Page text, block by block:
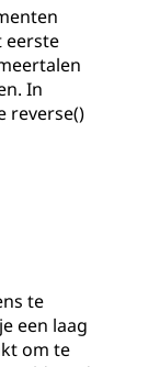
eerste
In
reverse()
te
een laag
om te